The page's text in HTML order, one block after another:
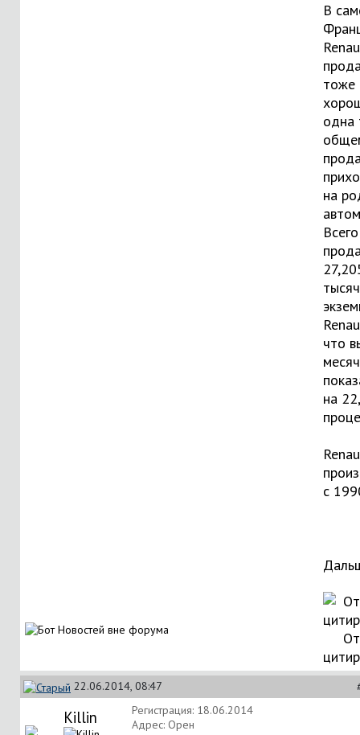
В
тоже
одна
на
что
на
с
22.06.2014, 08:47
Killin
Регистрация: 18.06.2014
Адрес: Орен